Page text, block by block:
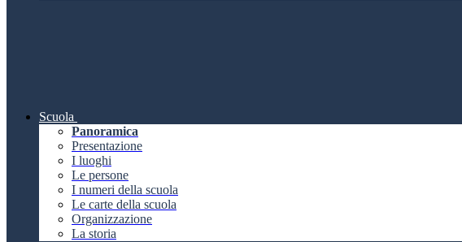
Scuola
Panoramica
Presentazione
I luoghi
Le persone
I numeri della scuola
Le carte della scuola
Organizzazione
La storia